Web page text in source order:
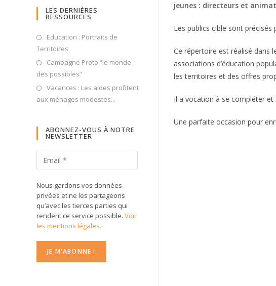
jeunes : directeurs et
Les publics cible sont
Ce répertoire est réalisé dans
associations d’éducation
les territoires et des offres
Il a vocation à se compléter et
Une parfaite occasion pour
LES DERNIÈRES
RESSOURCES
Education : Portraits de
Territoires
Campagne Proto “le monde
des possibles”
Vacances : Les aides profitent
aux ménages modestes...
ABONNEZ-VOUS À NOTRE
NEWSLETTER
Nous gardons vos données
privées et ne les partageons
qu’avec les tierces parties qui
rendent ce service possible. Voir
les mentions légales.